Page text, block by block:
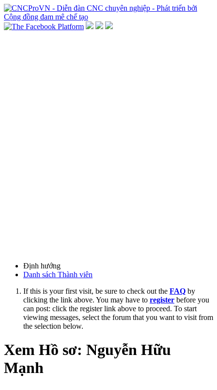
Định hướng
Danh sách Thành viên
If this is your first visit, be sure to check out the FAQ by
clicking the link above. You may have to register before you
can post: click the register link above to proceed. To start
viewing messages, select the forum that you want to visit from
the selection below.
Xem Hồ sơ: Nguyễn Hữu
Mạnh